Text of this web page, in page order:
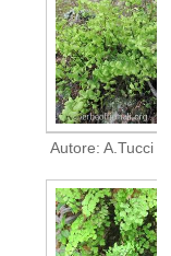
Autore: A.Tucci